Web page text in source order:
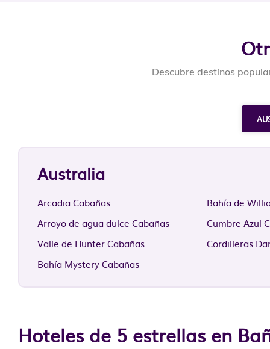
Descubre destinos
Australia
Arcadia Cabañas
Arroyo de agua dulce Cabañas
Valle de Hunter Cabañas
Bahía Mystery Cabañas
Bahía de
Cumbre Azul
Cordilleras
Hoteles de 5 estrellas en